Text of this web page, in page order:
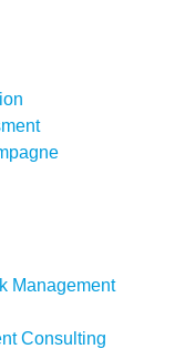
Management
Consulting